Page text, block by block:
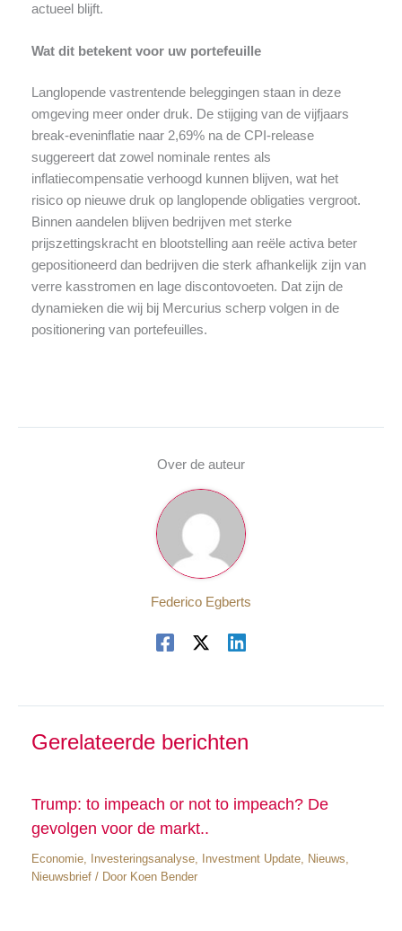
actueel blijft.
Wat dit betekent voor uw portefeuille
Langlopende vastrentende beleggingen staan in deze
omgeving meer onder druk. De stijging van de vijfjaars
break-eveninflatie naar 2,69% na de CPI-release
suggereert dat zowel nominale rentes als
inflatiecompensatie verhoogd kunnen blijven, wat het
risico op nieuwe druk op langlopende obligaties vergroot.
Binnen aandelen blijven bedrijven met sterke
prijszettingskracht en blootstelling aan reële activa beter
gepositioneerd dan bedrijven die sterk afhankelijk zijn van
verre kasstromen en lage discontovoeten. Dat zijn de
dynamieken die wij bij Mercurius scherp volgen in de
positionering van portefeuilles.
Over de auteur
Federico Egberts
Gerelateerde berichten
Trump: to impeach or not to impeach? De
gevolgen voor de markt..
Economie, Investeringsanalyse, Investment Update, Nieuws
Nieuwsbrief/ Door Koen Bender